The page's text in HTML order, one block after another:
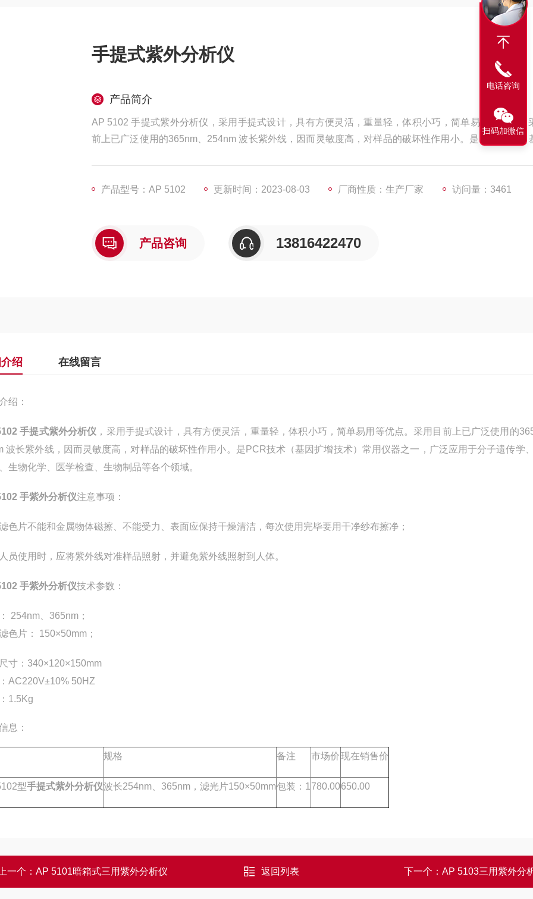
手提式紫外分析仪
产品简介
AP 5102 手提式紫外分析仪，采用手提式设计，具有方便灵活，重量轻，体积小巧，简单易用等优点。
前上已广泛使用的365nm、254nm 波长紫外线，因而灵敏度高，对样品的破坏性作用小。是PCR技术（
产品型号：AP 5102 更新时间：2023-08-03 厂商性质：生产厂家 访问量：3461
产品咨询 13816422470
绍 在线留言
绍：
手提式紫外分析仪 ，采用手提式设计，具有方便灵活，重量轻，体积小巧，简单易用等优点。采用目前上已广泛使用的
波长紫外线，因而灵敏度高，对样品的破坏性作用小。是PCR技术（基因扩增技术）常用仪器之一，广泛应用于分子遗传学
生物化学、医学检查、生物制品等各个领域。
手紫外分析仪注意事项：
色片不能和金属物体磁擦、不能受力、表面应保持干燥清洁，每次使用完毕要用干净纱布擦净；
员使用时，应将紫外线对准样品照射，并避免紫外线照射到人体。
手紫外分析仪技术参数：
254nm、365nm；
色片： 150×50mm；
寸：340×120×150mm
AC220V±10% 50HZ
1.5Kg
息：
规格 备注 市场价现在销售价
型手提式紫外分析仪波长254nm、365nm，滤光片150×50mm包装：1 780.00650.00
一个： AP 5101暗箱式三用紫外分析仪 返回列表 下一个： AP 5103三用紫外分
电话咨询
扫码加微信